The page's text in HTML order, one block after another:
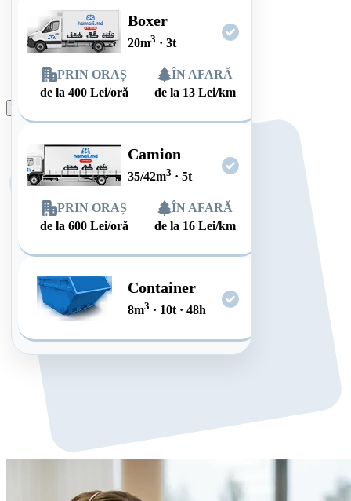
Boxer
20m3 · 3t
PRIN ORAȘ
de la400 Lei/oră
ÎN AFARĂ
de la 13 Lei/km
Camion
35/42m3 · 5t
PRIN ORAȘ
de la600 Lei/oră
ÎN AFARĂ
de la 16 Lei/km
Container
8m3 · 10t · 48h
Plasează comanda